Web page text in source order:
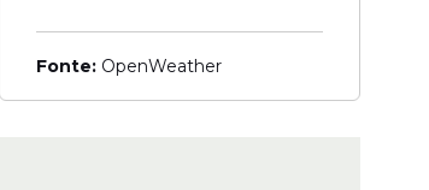
Fonte: OpenWeather